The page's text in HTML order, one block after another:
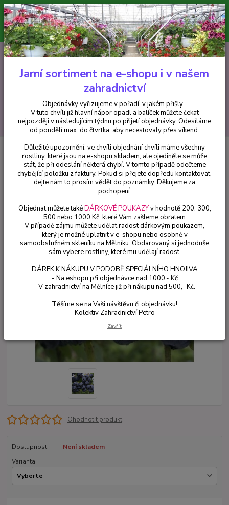
Minimální hodnota pro odeslání z e-shopu je 300 Kč.
V tuto chvíli již hlavní nápor objednávek opadl a balíček můžete čekat
nejpozději v následujícím týdnu po přijetí objednávky. Objednávky
vyřizujeme v pořadí, v jakém přišly...
CZK
Hledat
+420 602 223 614 0ks
za0 Kč
Drobné ovoce Kanadské borůvky (Borůvka kan.Vaccinium) Blueroma
Kanadské borůvky (Borůvka
kan.Vaccinium) Blueroma
Ohodnotit produkt
Dostupnost
Není skladem
Varianta
Jarní sortiment na e-shopu i v našem
zahradnictví
Objednávky vyřizujeme v pořadí, v jakém přišly...
V tuto chvíli již hlavní nápor opadl a balíček můžete čekat
nejpozději v následujícím týdnu po přijetí objednávky. Odesíláme
od pondělí max. do čtvrtka, aby necestovaly přes víkend.
Důležité upozornění: ve chvíli objednání chvíli máme všechny
rostliny, které jsou na e-shopu skladem, ale ojediněle se může
stát, že při odeslání některá chybí. V tomto případě odečteme
chybějící položku z faktury. Pokud si přejete dopředu kontaktovat,
dejte nám to prosím vědět do poznámky. Děkujeme za
pochopení.
Objednat můžete takéDÁRKOVÉ POUKAZYv hodnotě 200, 300,
500 nebo 1000 Kč, které Vám zašleme obratem
V případě zájmu můžete udělat radost dárkovým poukazem,
který je možné uplatnit v e-shopu nebo osobně v
samoobslužném skleníku na Mělníku. Obdarovaný si jednoduše
sám vybere rostliny, které mu udělají radost.
DÁREK K NÁKUPU V PODOBĚ SPECIÁLNÍHO HNOJIVA
- Na eshopu při objednávce nad 1000,- Kč
- V zahradnictví na Mělníce již při nákupu nad 500,- Kč.
Těšíme se na Vaši návštěvu či objednávku!
Kolektiv Zahradnictví Petro
Zavřít